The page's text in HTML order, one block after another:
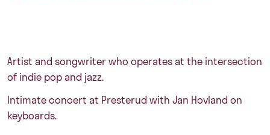
Artist and songwriter who operates at the intersection
of indie pop and jazz.
Intimate concert at Presterud with Jan Hovland on
keyboards.